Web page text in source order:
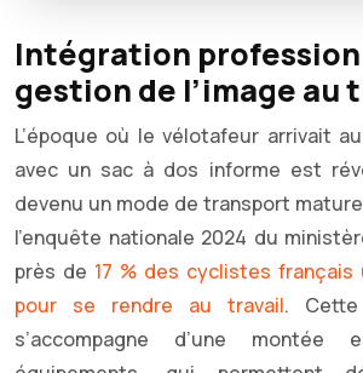
Intégration
gestion de l’image au
L’époque où le vélotafeur arrivait
avec un sac à dos informe est
devenu un mode de transport
l’enquête nationale 2024 du
près de 17 % des cyclistes
pour se rendre au travail. Cette
s’accompagne d’une montée